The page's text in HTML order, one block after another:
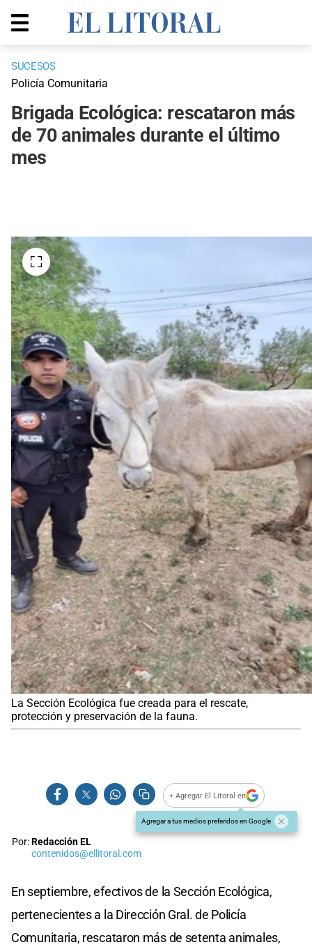
SUCESOS
Policía Comunitaria
Brigada Ecológica: rescataron más
de 70 animales durante el último
mes
La Sección Ecológica fue creada para el rescate,
protección y preservación de la fauna.
+ Agregar El Litoral en
Agregar a tus medios preferidos en Google
Por:Redacción EL
contenidos@ellitoral.com
En septiembre, efectivos de la Sección Ecológica,
pertenecientes a la Dirección Gral. de Policía
Comunitaria, rescataron más de setenta animales,